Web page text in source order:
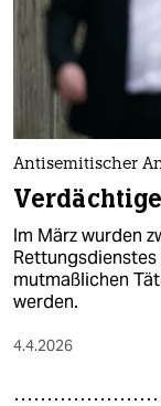
Antisemitischer
Im März wurden
Rettungsdienstes
mutmaßlichen
werden.
4.4.2026